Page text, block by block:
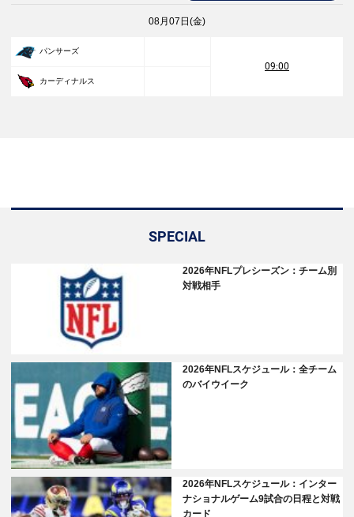
08月07日(金)
パンサーズ
09:00
カーディナルス
SPECIAL
2026年NFLプレシーズン：チーム別
対戦相手
2026年NFLスケジュール：全チーム
のバイウイーク
2026年NFLスケジュール：インター
ナショナルゲーム9試合の日程と対戦
カード